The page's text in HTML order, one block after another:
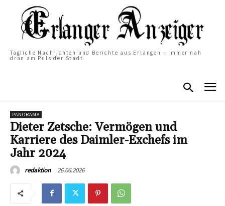
Tägliche Nachrichten und Berichte aus Erlangen – immer nah
dran am Puls der Stadt
PANORAMA
Dieter Zetsche: Vermögen und
Karriere des Daimler-Exchefs im
Jahr 2024
redaktion 26.06.2026